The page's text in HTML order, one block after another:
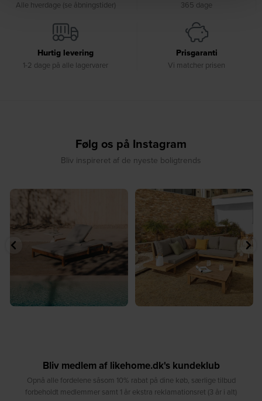
Alle hverdage (se åbningstider) 365 dage
Hurtig levering
1-2 dage på alle lagervarer
Prisgaranti
Vi matcher prisen
Følg os på Instagram
Bliv inspireret af de nyeste boligtrends
☀️ Sommerens favorit til terrassen ☀️⁠
8 0
☀️ Sommerens naturlige
samlingspunkt⁠
8 0
Bliv medlem af likehome.dk's kundeklub
Opnå alle fordelene såsom 10% rabat på dine køb, særlige tilbud
forbeholdt medlemmer samt 1 år ekstra reklamationsret (3 år i alt)